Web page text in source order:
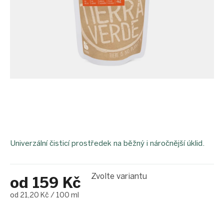
od 159 Kč
Měrná
od 21,20 Kč / 100 ml
Zvolte variantu
Univerzální čisticí prostředek na běžný i náročnější úklid.